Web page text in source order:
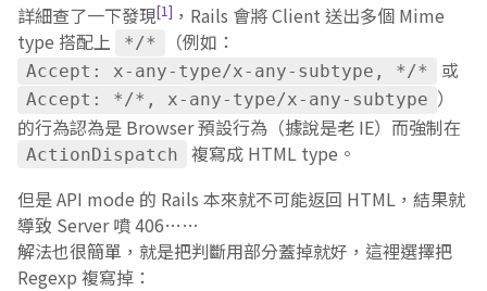
詳細查了一下發現[1] ，Rails 會將 Client 送出多個 Mime
type 搭配上
*/* （例如：
Accept: x-any-type/x-any-subtype, */* 或
Accept: */*, x-any-type/x-any-subtype ）
的行為認為是 Browser 預設行為（據說是老 IE）而強制在
ActionDispatch
複寫成 HTML type。
但是 API mode 的 Rails 本來就不可能返回 HTML，結果就
導致 Server 噴 406……
解法也很簡單，就是把判斷用部分蓋掉就好，這裡選擇把
Regexp 複寫掉：